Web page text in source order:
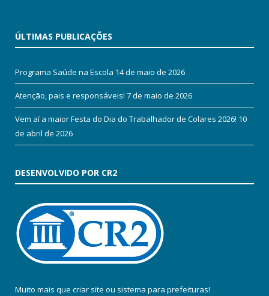
ÚLTIMAS PUBLICAÇÕES
Programa Saúde na Escola 14 de maio de 2026
Atenção, pais e responsáveis! 7 de maio de 2026
Vem aí a maior Festa do Dia do Trabalhador de Colares 2026! 10
de abril de 2026
DESENVOLVIDO POR CR2
Muito mais que criar site ou sistema para prefeituras!